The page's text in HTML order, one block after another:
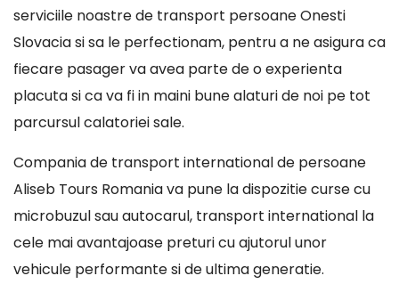
serviciile noastre de transport persoane Onesti
Slovacia si sa le perfectionam, pentru a ne asigura ca
fiecare pasager va avea parte de o experienta
placuta si ca va fi in maini bune alaturi de noi pe tot
parcursul calatoriei sale.
Compania de transport international de persoane
Aliseb Tours Romania va pune la dispozitie curse cu
microbuzul sau autocarul, transport international la
cele mai avantajoase preturi cu ajutorul unor
vehicule performante si de ultima generatie.